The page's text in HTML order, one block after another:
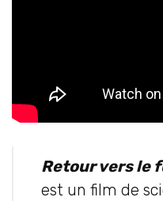
Retour vers le
est un film de